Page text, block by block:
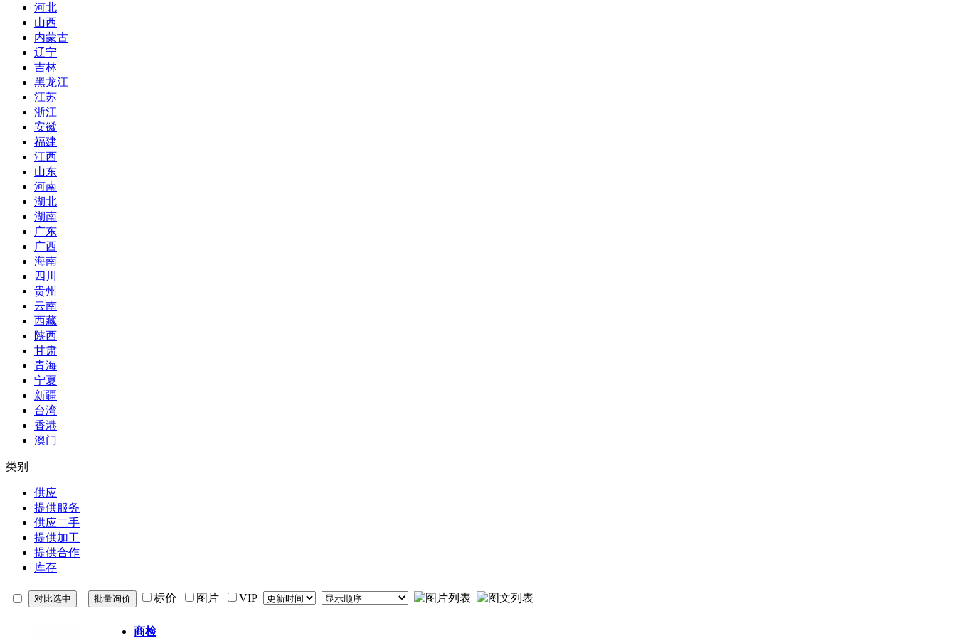
河北
山西
内蒙古
辽宁
吉林
黑龙江
江苏
浙江
安徽
福建
江西
山东
河南
湖北
湖南
广东
广西
海南
四川
贵州
云南
西藏
陕西
甘肃
青海
宁夏
新疆
台湾
香港
澳门
类别
供应
提供服务
供应二手
提供加工
提供合作
库存
标价 图片 VIP
商检